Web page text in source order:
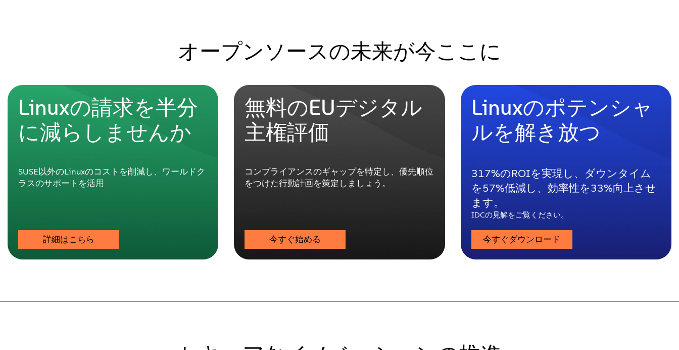
オープンソースの未来が今ここに
Linuxの請求を半分
に減らしませんか
SUSE以外のLinuxのコストを削減し、ワールドク
ラスのサポートを活用
詳細はこちら
無料のEUデジタル
主権評価
コンプライアンスのギャップを特定し、優先順位
をつけた行動計画を策定しましょう。
今すぐ始める
Linuxのポテンシャ
ルを解き放つ
317%のROIを実現し、ダウンタイム
を57%低減し、効率性を33%向上させ
ます。
IDCの見解をご覧ください。
今すぐダウンロード